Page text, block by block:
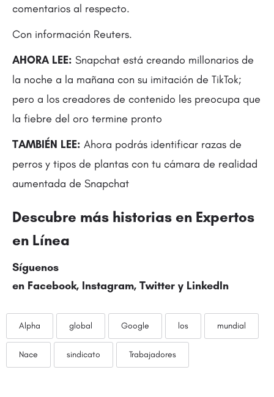
comentarios al respecto.
Con información Reuters.
AHORA LEE: Snapchat está creando millonarios de
la noche a la mañana con su imitación de TikTok;
pero a los creadores de contenido les preocupa que
la fiebre del oro termine pronto
TAMBIÉN LEE: Ahora podrás identificar razas de
perros y tipos de plantas con tu cámara de realidad
aumentada de Snapchat
Descubre más historias en Expertos
en Línea
Síguenos
en Facebook, Instagram, Twitter y LinkedIn
Alpha global Google los mundial
Nace sindicato Trabajadores